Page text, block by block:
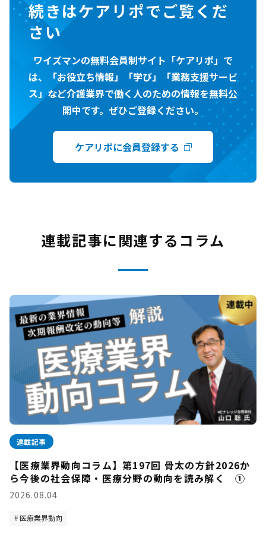
続きはケアリポでご覧くだ
さい
ワイズマンの無料会員制サイト「ケアリポ」で
は、「お役立ち情報」「学び」「業務支援サービ
ス」など介護業界で働く人のための情報を無料公
開中です。ぜひご登録ください。
ケアリポに会員登録する
連載記事に関連するコラム
連載記事
【医療業界動向コラム】第197回 骨太の方針2026か
ら今後の社会保障・医療分野の動向を読み解く ①
2026.08.04
医療業界動向